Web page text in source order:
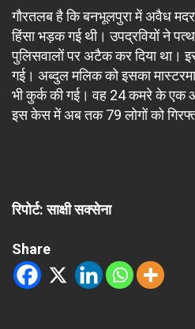
गौरतलब है कि बनभूलपुरा में अवैध
हिंसा भड़क गई थी। उपद्रवियों ने
पुलिसवालों पर अटैक कर दिया था।
गई। अब्दुल मलिक को इसका
भी कुर्क की गई। वह 24 कमरे के एक
इस केस में अब तक 79 लोगों को
रिपोर्ट: साक्षी सक्सेना
Share